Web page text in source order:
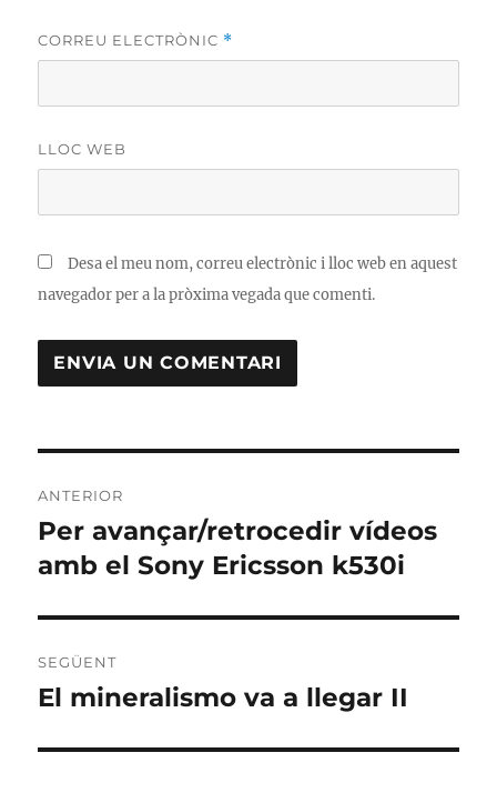
CORREU ELECTRÒNIC *
LLOC WEB
Desa el meu nom, correu electrònic i lloc web en aquest
navegador per a la pròxima vegada que comenti.
d'entrades
ANTERIOR
Entrada
anterior:
Per avançar/retrocedir vídeos
amb el Sony Ericsson k530i
SEGÜENT
Entrada
El mineralismo va a llegar II